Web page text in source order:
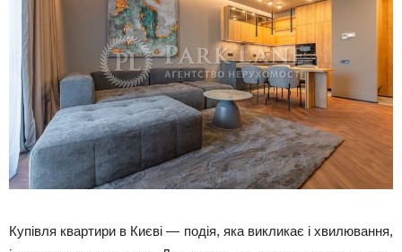
Купівля квартири в Києві — подія, яка викликає і хвилювання,